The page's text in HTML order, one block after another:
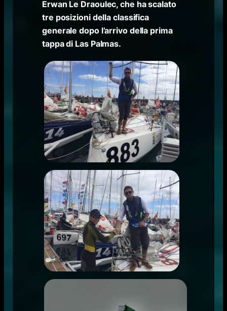
Erwan Le Draoulec, che ha scalato
tre posizioni della classifica
generale dopo l’arrivo della prima
tappa di Las Palmas.